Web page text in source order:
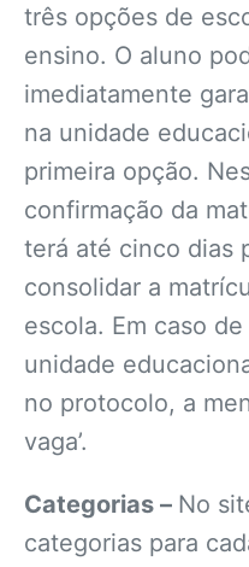
três opções de
ensino. O aluno
imediatamente
na unidade
primeira opção.
confirmação da
terá até cinco dias
consolidar a
escola. Em caso
unidade
no protocolo, a
vaga’.
Categorias – No
categorias para